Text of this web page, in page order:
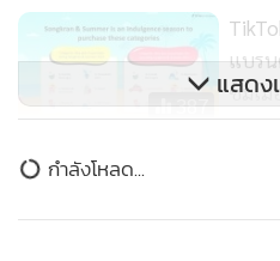
ได้อย่างมีประสิทธิภาพมากที่สุดเท่
เปิดตัว
387
แบรน
ซัมเม
ไปไ
แสดง
กำลังโหลด...